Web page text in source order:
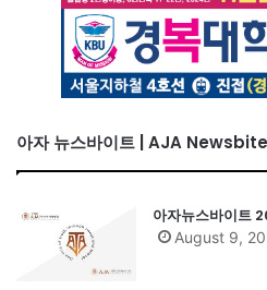
아자 뉴스바이트 | AJA
아자뉴스바이트
August 9,